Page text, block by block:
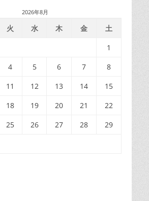
2026年8月
火 水 木 金
土
1
4 5 6 7
8
11 12 13 14
15
18 19 20 21
22
25 26 27 28
29